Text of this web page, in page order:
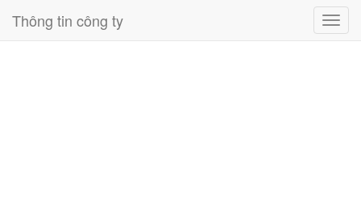
Thông tin công ty